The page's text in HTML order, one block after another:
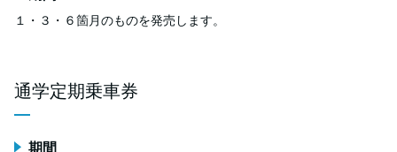
１・３・６箇月のものを発売します。
通学定期乗車券
期間